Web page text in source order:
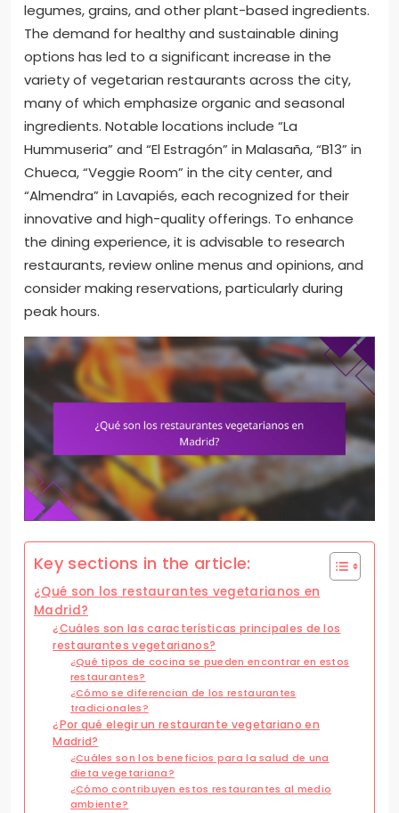
legumes, grains, and other plant-based ingredients.
The demand for healthy and sustainable dining
options has led to a significant increase in the
variety of vegetarian restaurants across the city,
many of which emphasize organic and seasonal
ingredients. Notable locations include “La
Hummuseria” and “El Estragón” in Malasaña, “B13” in
Chueca, “Veggie Room” in the city center, and
“Almendra” in Lavapiés, each recognized for their
innovative and high-quality offerings. To enhance
the dining experience, it is advisable to research
restaurants, review online menus and opinions, and
consider making reservations, particularly during
peak hours.
Key sections in the article:
¿Qué son los restaurantes vegetarianos en
Madrid?
¿Cuáles son las características principales de los
restaurantes vegetarianos?
¿Qué tipos de cocina se pueden encontrar en estos
restaurantes?
¿Cómo se diferencian de los restaurantes
tradicionales?
¿Por qué elegir un restaurante vegetariano en
Madrid?
¿Cuáles son los beneficios para la salud de una
dieta vegetariana?
¿Cómo contribuyen estos restaurantes al medio
ambiente?